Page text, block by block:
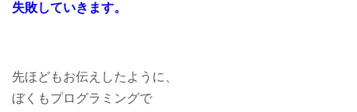
失敗していきます。
先ほどもお伝えしたように、
ぼくもプログラミングで